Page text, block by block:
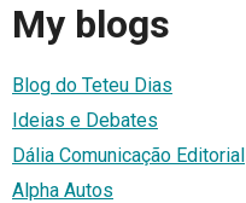
My blogs
Blog do Teteu Dias
Ideias e Debates
Dália Comunicação Editorial
Alpha Autos